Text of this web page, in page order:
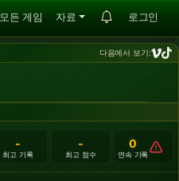
모든 게임 자료 로그인
다음에서 보기:
-
최고 기록
-
최고 점수
0
연속 기록